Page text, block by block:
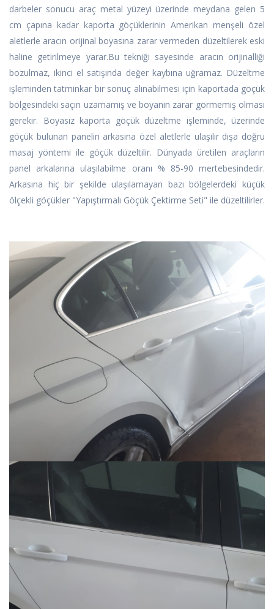
darbeler sonucu araç metal yüzeyi üzerinde meydana gelen 5
cm çapına kadar kaporta göçüklerinin Amerikan menşeli özel
aletlerle aracın orijinal boyasına zarar vermeden düzeltilerek eski
haline getirilmeye yarar.Bu tekniği sayesinde aracın orijinalliği
bozulmaz, ikinci el satışında değer kaybına uğramaz. Düzeltme
işleminden tatminkar bir sonuç alınabilmesi için kaportada göçük
bölgesindeki saçın uzamamış ve boyanın zarar görmemiş olması
gerekir. Boyasız kaporta göçük düzeltme işleminde, üzerinde
göçük bulunan panelin arkasına özel aletlerle ulaşılır dışa doğru
masaj yöntemi ile göçük düzeltilir. Dünyada üretilen araçların
panel arkalarına ulaşılabilme oranı % 85-90 mertebesindedir.
Arkasına hiç bir şekilde ulaşılamayan bazı bölgelerdeki küçük
ölçekli göçükler "Yapıştırmalı Göçük Çektirme Seti" ile düzeltilirler.